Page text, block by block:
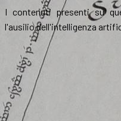
I contenuti presenti su
l'ausilio dell'intelligenza